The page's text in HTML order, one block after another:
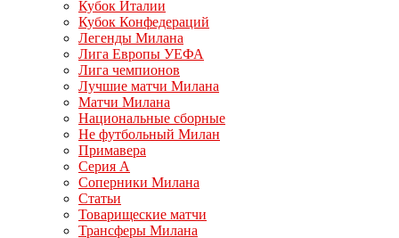
Кубок Италии
Кубок Конфедераций
Легенды Милана
Лига Европы УЕФА
Лига чемпионов
Лучшие матчи Милана
Матчи Милана
Национальные сборные
Не футбольный Милан
Примавера
Серия А
Соперники Милана
Статьи
Товарищеские матчи
Трансферы Милана